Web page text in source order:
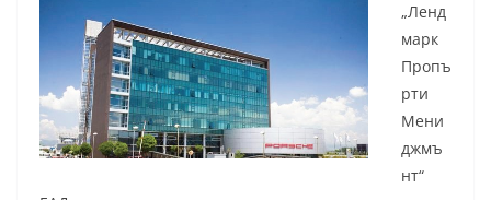
„Ленд
марк
Пропъ
рти
Мени
джмъ
нт“